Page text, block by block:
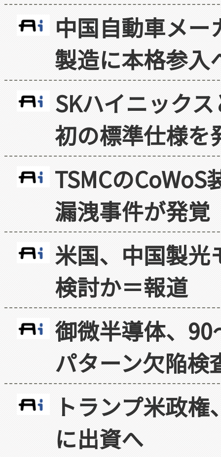
中国自動車メ
製造に本格参入
SKハイニック
初の標準仕様を
TSMCの
漏洩事件が発覚
米国、中国製光
検討か＝報道
御微半導体、
パターン欠陥検
トランプ米政
に出資へ